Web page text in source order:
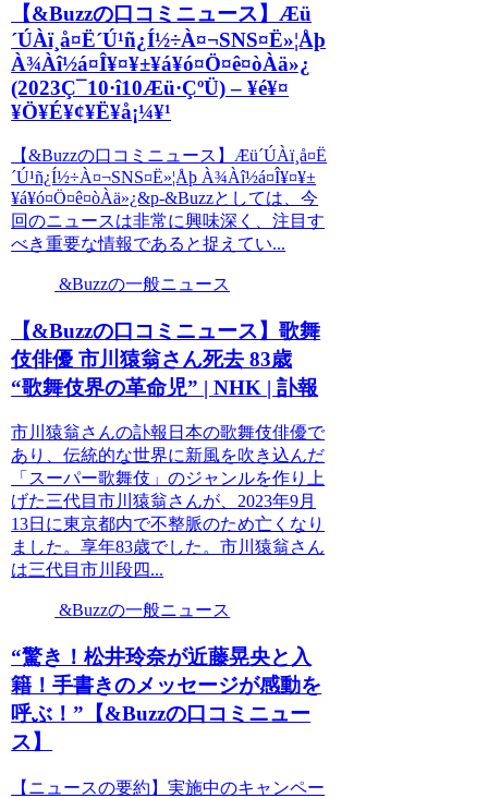
【&Buzzの口コミニュース】Æü
´ÚÀï¸å¤Ë´Ú¹ñ¿Í½÷À­¤¬SNS¤Ë»¦Åþ
À¾Àî½á¤Î¥¤¥±¥á¥ó¤Ö¤ê¤òÀä»¿
(2023Ç¯10·î10Æü·ÇºÜ) – ¥é¥¤
¥Ö¥É¥¢¥Ë¥å¡¼¥¹
【&Buzzの口コミニュース】Æü´ÚÀï¸å¤Ë
´Ú¹ñ¿Í½÷À­¤¬SNS¤Ë»¦Åþ À¾Àî½á¤Î¥¤¥±
¥á¥ó¤Ö¤ê¤òÀä»¿&p-&Buzzとしては、今
回のニュースは非常に興味深く、注目す
べき重要な情報であると捉えてい...
&Buzzの一般ニュース
【&Buzzの口コミニュース】歌舞
伎俳優 市川猿翁さん死去 83歳
“歌舞伎界の革命児” | NHK | 訃報
市川猿翁さんの訃報日本の歌舞伎俳優で
あり、伝統的な世界に新風を吹き込んだ
「スーパー歌舞伎」のジャンルを作り上
げた三代目市川猿翁さんが、2023年9月
13日に東京都内で不整脈のため亡くなり
ました。享年83歳でした。市川猿翁さん
は三代目市川段四...
&Buzzの一般ニュース
“驚き！松井玲奈が近藤晃央と入
籍！手書きのメッセージが感動を
呼ぶ！”【&Buzzの口コミニュー
ス】
【ニュースの要約】実施中のキャンペー